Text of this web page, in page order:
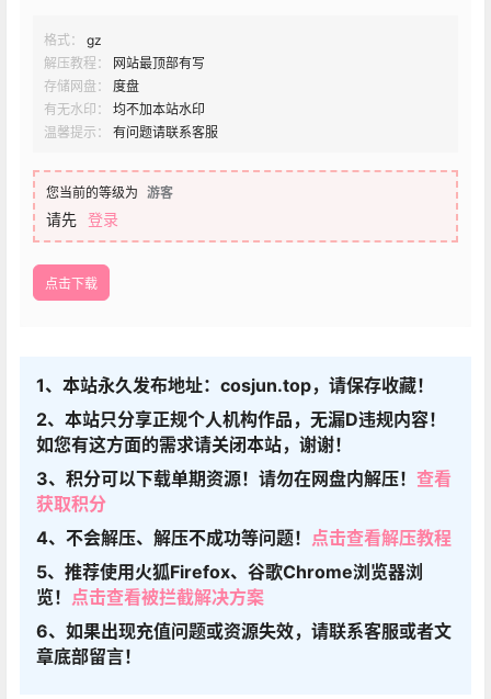
格式：
gz
解压教程：
网站最顶部有写
存储网盘：
度盘
有无水印：
均不加本站水印
温馨提示：
有问题请联系客服
您当前的等级为 游客
请先 登录
点击下载
1、本站永久发布地址：cosjun.top，请保存收藏！
2、本站只分享正规个人机构作品，无漏D违规内容！
如您有这方面的需求请关闭本站，谢谢！
3、积分可以下载单期资源！请勿在网盘内解压！ 查看
获取积分
4、不会解压、解压不成功等问题！ 点击查看解压教程
5、推荐使用火狐Firefox、谷歌Chrome浏览器浏
览！ 点击查看被拦截解决方案
6、如果出现充值问题或资源失效，请联系客服或者文
章底部留言！